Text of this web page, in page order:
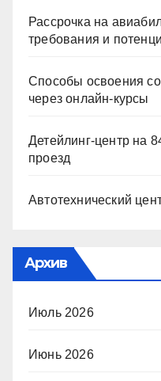
Рассрочка на
требования и
Способы освоения
через онлайн-курсы
Детейлинг-центр на
проезд
Автотехнический
Архив
Июль 2026
Июнь 2026